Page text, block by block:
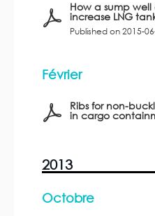
How a sump
increase LNG
Published on 2015-
Février
Ribs for non-
in cargo
2013
Octobre